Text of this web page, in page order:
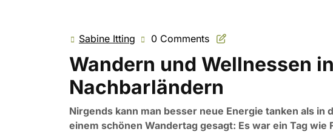
Sabine Itting Sabine
0 Comments
Wandern und Wellnessen
Nachbarländern
Nirgends kann man besser neue Energie tanken als in
einem schönen Wandertag gesagt: Es war ein Tag